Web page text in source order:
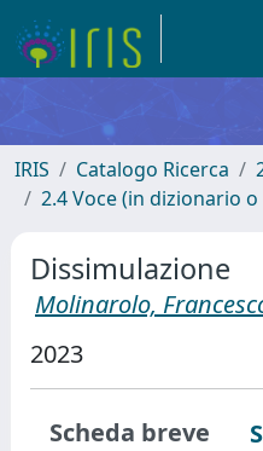
IRIS Catalogo Ricerca
2.4 Voce (in dizionario
Dissimulazione
Molinarolo,
2023
Scheda breve